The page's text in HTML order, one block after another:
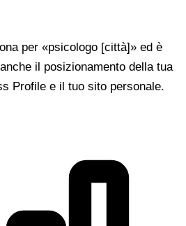
per «psicologo [città]» ed è
il posizionamento della tua
Profile e il tuo sito personale.